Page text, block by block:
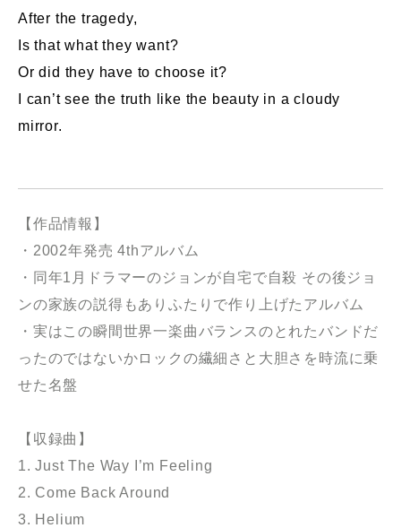
After the tragedy,
Is that what they want?
Or did they have to choose it?
I can’t see the truth like the beauty in a cloudy
mirror.
【作品情報】
・2002年発売 4thアルバム
・同年1月ドラマーのジョンが自宅で自殺 その後ジョ
ンの家族の説得もありふたりで作り上げたアルバム
・実はこの瞬間世界一楽曲バランスのとれたバンドだ
ったのではないかロックの繊細さと大胆さを時流に乗
せた名盤
【収録曲】
1. Just The Way I’m Feeling
2. Come Back Around
3. Helium